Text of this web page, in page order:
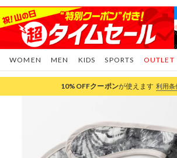
WOMEN MEN KIDS SPORTS OUTLET
10%OFFクーポンが使えます 利用条